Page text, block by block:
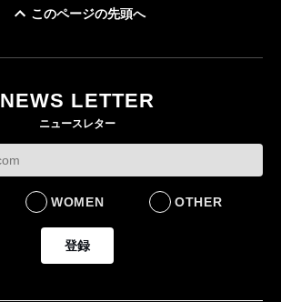
このページの先頭へ
NEWS LETTER
ニュースレター
WOMEN OTHER
登録